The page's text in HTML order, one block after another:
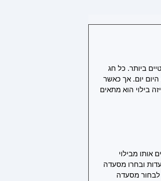
ביותר. כל חג
יום. אך כאשר
בילוי הוא מתאים
אותו מבילוי
ובחרו מסעדה
לבחור מסעדה